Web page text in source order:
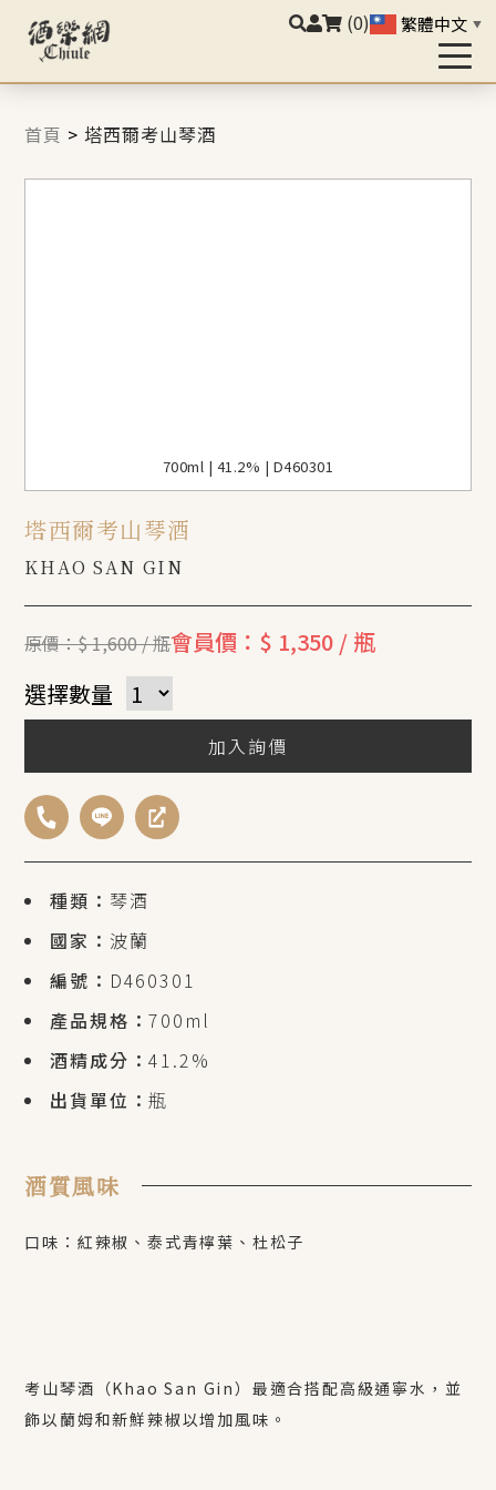
(0) 繁體中文 ▼
首頁 >塔西爾考山琴酒
700ml | 41.2% | D460301
塔西爾考山琴酒
KHAO SAN GIN
種類： 琴酒
國家： 波蘭
編號： D460301
產品規格：700ml
酒精成分：41.2%
出貨單位：瓶
原價：$ 1,600 / 瓶會員價：$ 1,350 / 瓶
選擇數量
加入詢價
酒質風味
口味：紅辣椒、泰式青檸葉、杜松子
考山琴酒（Khao San Gin）最適合搭配高級通寧水，並
飾以蘭姆和新鮮辣椒以增加風味。